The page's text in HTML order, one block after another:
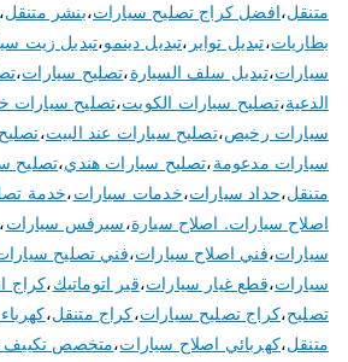
متنقل،افضل كراج تصليح سيارات،بنشر متنقل
بطاريات،تبديل تواير ،تبديل دينمو،تبديل زيت
سيارات،تبديل سلف السيارة،تصليح سيارات،
الدعية،تصليح سيارات الكويت،تصليح سيارات
سيارات رخيص،تصليح سيارات عند البيت،
سيارات مدعومة،تصليح سيارات هندي،تصليح
متنقل،حداد سيارات،خدمات سيارات،خدمة
اصلاح سيارات. اصلاح سيارة،سيرفس سيارات،
سيارات،فني اصلاح سيارات،فني تصليح
سيارات،قطع غيار سيارات،قير اتوماتيك،كراج
تصليح،كراج تصليح سيارات،كراج متنقل،
متنقل،كهربائي اصلاح سيارات،متخصص تكييف